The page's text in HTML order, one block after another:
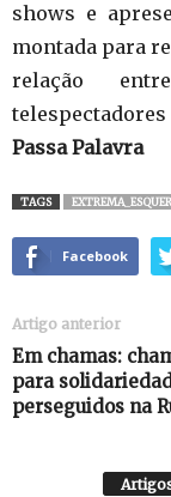
shows e
montada para
relação
Passa Palavra
TAGS
Facebook
Artigo anterior
Em chamas:
para
perseguidos na